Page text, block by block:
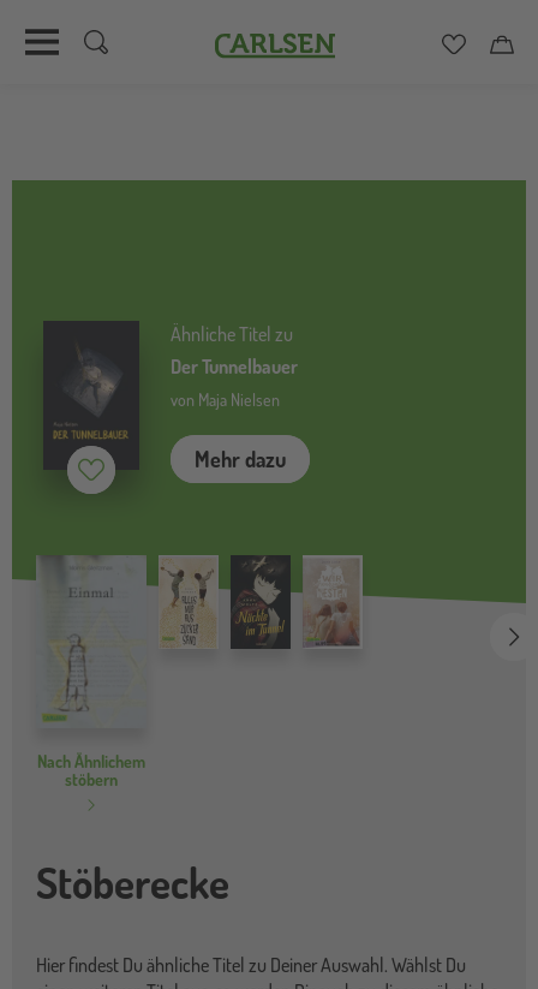
Carlsen
Ähnliche Titel zu
Der Tunnelbauer
von Maja Nielsen
Mehr dazu
Merken ( inaktiv)
Nach Ähnlichem
stöbern
Stöberecke
Hier findest Du ähnliche Titel zu Deiner Auswahl. Wählst Du